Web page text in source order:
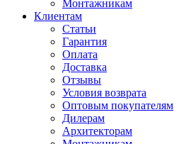
Монтажникам
Клиентам
Статьи
Гарантия
Оплата
Доставка
Отзывы
Условия возврата
Оптовым покупателям
Дилерам
Архитекторам